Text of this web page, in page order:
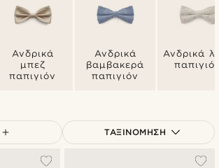
Ανδρικά
μπεζ
παπιγιόν
Ανδρικά
βαμβακερά
παπιγιόν
Ανδρικά
ΤΑΞΙΝΌΜΗΣΗ